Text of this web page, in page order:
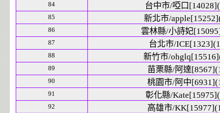
84 台中市/啞口
85 新北市/
86 雲林縣/小詩妃
87 台北市/
88 新竹市/
89 苗栗縣/阿達
90 桃園市/阿中
91 彰化縣/
92 高雄市/